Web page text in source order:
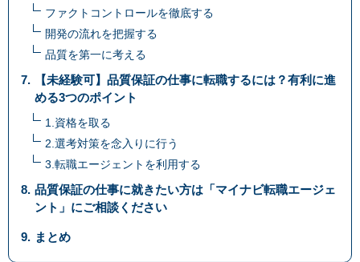
ファクトコントロールを徹底する
開発の流れを把握する
品質を第一に考える
【未経験可】品質保証の仕事に転職するには？有利に進
める3つのポイント
1.資格を取る
2.選考対策を念入りに行う
3.転職エージェントを利用する
品質保証の仕事に就きたい方は「マイナビ転職エージェ
ント」にご相談ください
まとめ